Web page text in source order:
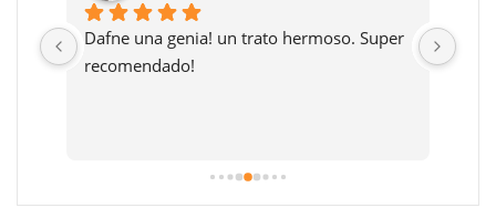
Dafne una genia! un trato hermoso. Super
recomendado!